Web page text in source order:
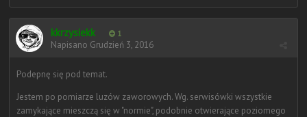
kkrzysiekk 1
Napisano Grudzień 3, 2016
Podepnę się pod temat.
Jestem po pomiarze luzów zaworowych. Wg. serwisówki wszystkie
zamykające mieszczą się w "normie", podobnie otwierające poziomego